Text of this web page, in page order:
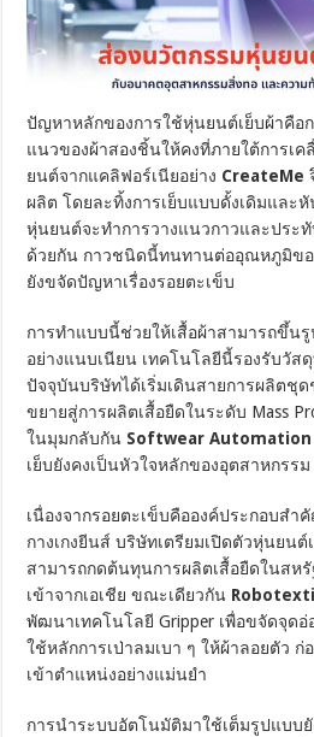
ปัญหาหลักของการใช้หุ่นยนต์เย็บผ้าคือ
แนวของผ้าสองชิ้นให้คงที่ภายใต้การเ
ยนต์จากแคลิฟอร์เนียอย่าง CreateMe
ผลิต โดยละทิ้งการเย็บแบบดั้งเดิมและ
หุ่นยนต์จะทำการวางแนวกาวและประทั
ด้วยกัน กาวชนิดนี้ทนทานต่ออุณหภูมิขอ
ยังขจัดปัญหาเรื่องรอยตะเข็บ
การทำแบบนี้ช่วยให้เสื้อผ้าสามารถขึ้น
อย่างแนบเนียน เทคโนโลยีนี้รองรับวัส
ปัจจุบันบริษัทได้เริ่มเดินสายการผลิตชุ
ขยายสู่การผลิตเสื้อยืดในระดับ Mass
ในมุมกลับกัน Softwear Automation
เย็บยังคงเป็นหัวใจหลักของอุตสาหกรรม
เนื่องจากรอยตะเข็บคือองค์ประกอบสำ
กางเกงยีนส์ บริษัทเตรียมเปิดตัวหุ่นยนต์
สามารถกดต้นทุนการผลิตเสื้อยืดในสหรั
เข้าจากเอเชีย ขณะเดียวกัน
พัฒนาเทคโนโลยี Gripper เพื่อขจัดจุด
ใช้หลักการเป่าลมเบา ๆ ให้ผ้าลอยตัว
เข้าตำแหน่งอย่างแม่นยำ
การนำระบบอัตโนมัติมาใช้เต็มรูปแบบยั